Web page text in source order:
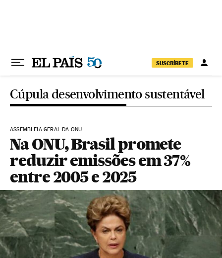
SUSCRÍBETE
Cúpula desenvolvimento sustentável
ASSEMBLEIA GERAL DA ONU
Na ONU, Brasil promete
reduzir emissões em 37%
entre 2005 e 2025